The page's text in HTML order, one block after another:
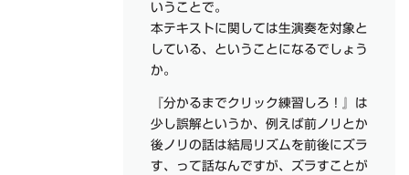
いうことで。
本テキストに関しては生演奏を対象と
している、ということになるでしょう
か。
『分かるまでクリック練習しろ！』は
少し誤解というか、例えば前ノリとか
後ノリの話は結局リズムを前後にズラ
す、って話なんですが、ズラすことが